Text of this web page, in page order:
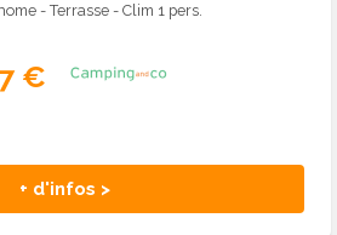
- Terrasse - Clim 1 pers.
€
+ d'infos >